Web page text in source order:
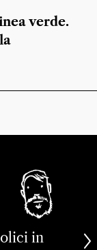
verde.
in